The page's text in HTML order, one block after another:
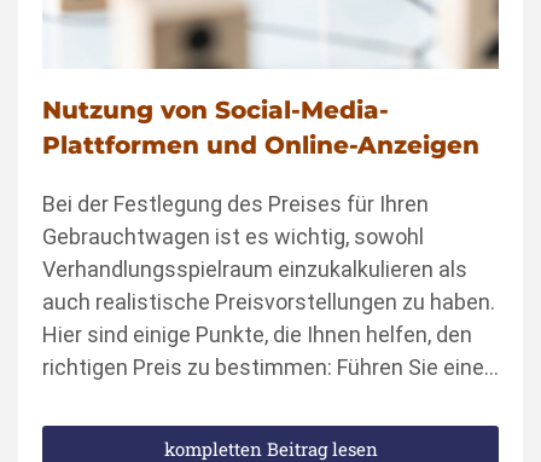
Nutzung von Social-Media-
Plattformen und Online-Anzeigen
Bei der Festlegung des Preises für Ihren
Gebrauchtwagen ist es wichtig, sowohl
Verhandlungsspielraum einzukalkulieren als
auch realistische Preisvorstellungen zu haben.
Hier sind einige Punkte, die Ihnen helfen, den
richtigen Preis zu bestimmen: Führen Sie eine…
kompletten Beitrag lesen